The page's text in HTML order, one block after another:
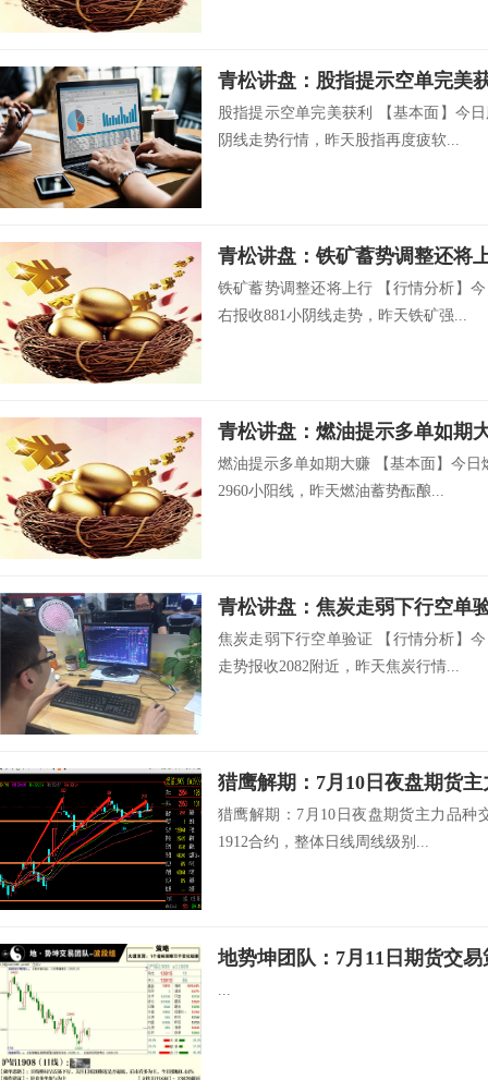
青松讲盘：股指提示空单完美
股指提示空单完美获利 【基本面】今
阴线走势行情，昨天股指再度疲软...
青松讲盘：铁矿蓄势调整还将
铁矿蓄势调整还将上行 【行情分析】
右报收881小阴线走势，昨天铁矿强...
青松讲盘：燃油提示多单如期
燃油提示多单如期大赚 【基本面】今日
2960小阳线，昨天燃油蓄势酝酿...
青松讲盘：焦炭走弱下行空单
焦炭走弱下行空单验证 【行情分析】
走势报收2082附近，昨天焦炭行情...
猎鹰解期：7月10日夜盘期货
猎鹰解期：7月10日夜盘期货主力品种
1912合约，整体日线周线级别...
地势坤团队：7月11日期货交易
...